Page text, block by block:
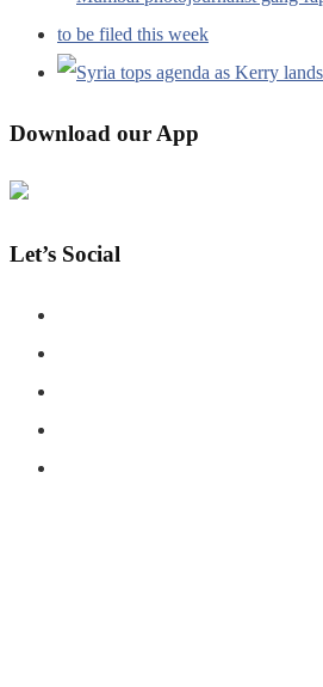
Download our App
Let’s Social